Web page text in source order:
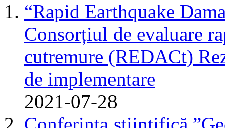
“Rapid Earthquake
Consorțiul de evaluare
cutremure (REDACt)
de implementare
2021-07-28